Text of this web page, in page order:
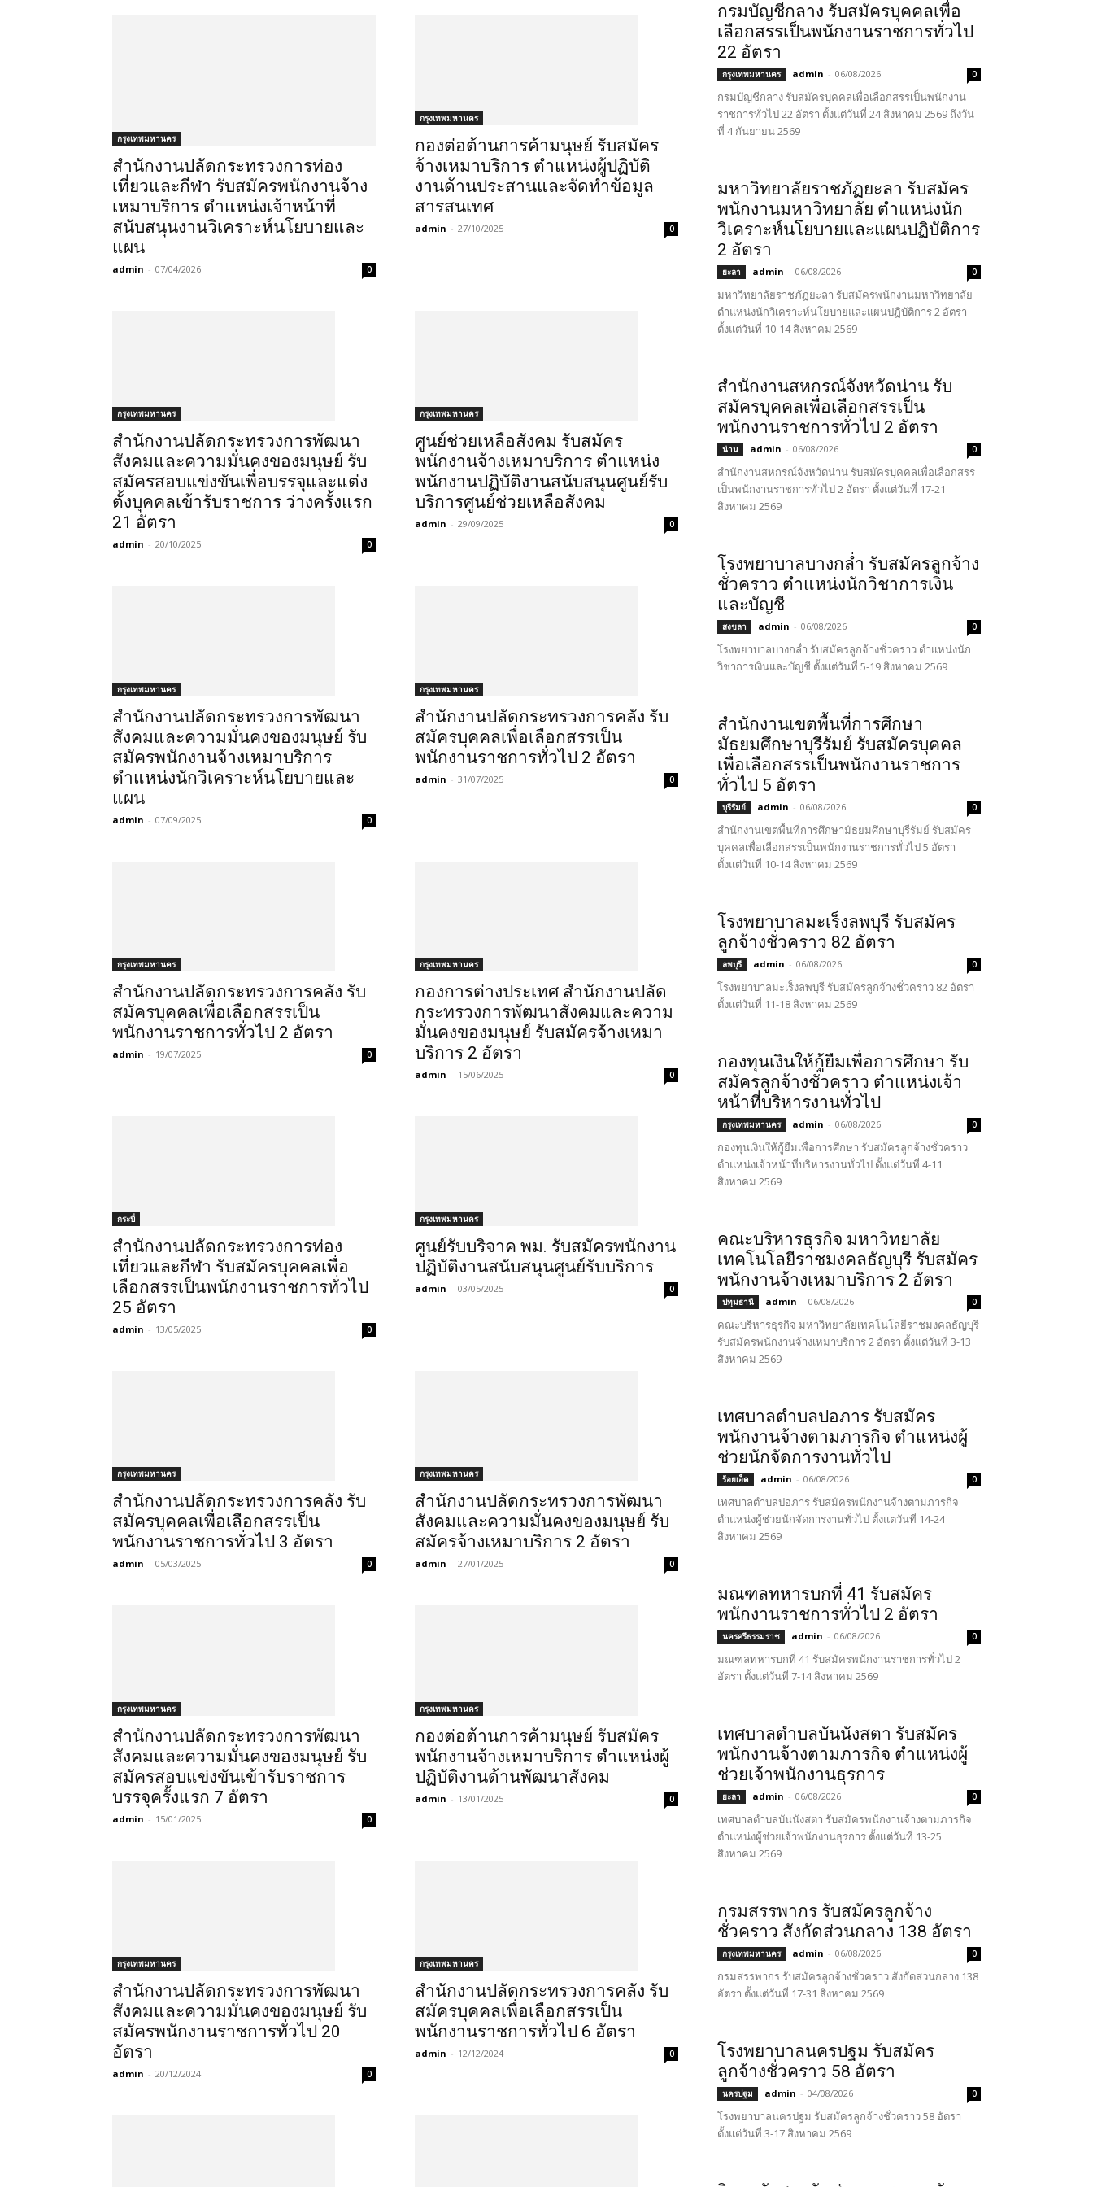
กรุงเทพมหานคร
สำนักงานปลัดกระทรวงการท่อง
เที่ยวและกีฬา รับสมัครพนักงานจ้าง
เหมาบริการ ตำแหน่งเจ้าหน้าที่
สนับสนุนงานวิเคราะห์นโยบายและ
แผน
admin - 07/04/2026 0
กรุงเทพมหานคร
กองต่อต้านการค้ามนุษย์ รับสมัคร
จ้างเหมาบริการ ตำแหน่งผู้ปฏิบัติ
งานด้านประสานและจัดทำข้อมูล
สารสนเทศ
admin - 27/10/2025 0
กรุงเทพมหานคร
สำนักงานปลัดกระทรวงการพัฒนา
สังคมและความมั่นคงของมนุษย์ รับ
สมัครสอบแข่งขันเพื่อบรรจุและแต่ง
ตั้งบุคคลเข้ารับราชการ ว่างครั้งแรก
21 อัตรา
admin - 20/10/2025 0
กรุงเทพมหานคร
ศูนย์ช่วยเหลือสังคม รับสมัคร
พนักงานจ้างเหมาบริการ ตำแหน่ง
พนักงานปฏิบัติงานสนับสนุนศูนย์รับ
บริการศูนย์ช่วยเหลือสังคม
admin - 29/09/2025 0
กรุงเทพมหานคร
สำนักงานปลัดกระทรวงการพัฒนา
สังคมและความมั่นคงของมนุษย์ รับ
สมัครพนักงานจ้างเหมาบริการ
ตำแหน่งนักวิเคราะห์นโยบายและ
แผน
admin - 07/09/2025 0
กรุงเทพมหานคร
สำนักงานปลัดกระทรวงการคลัง รับ
สมัครบุคคลเพื่อเลือกสรรเป็น
พนักงานราชการทั่วไป 2 อัตรา
admin - 31/07/2025 0
กรุงเทพมหานคร
สำนักงานปลัดกระทรวงการคลัง รับ
สมัครบุคคลเพื่อเลือกสรรเป็น
พนักงานราชการทั่วไป 2 อัตรา
admin - 19/07/2025 0
กรุงเทพมหานคร
กองการต่างประเทศ สำนักงานปลัด
กระทรวงการพัฒนาสังคมและความ
มั่นคงของมนุษย์ รับสมัครจ้างเหมา
บริการ 2 อัตรา
admin - 15/06/2025 0
กระบี่
สำนักงานปลัดกระทรวงการท่อง
เที่ยวและกีฬา รับสมัครบุคคลเพื่อ
เลือกสรรเป็นพนักงานราชการทั่วไป
25 อัตรา
admin - 13/05/2025 0
กรุงเทพมหานคร
ศูนย์รับบริจาค พม. รับสมัครพนักงาน
ปฏิบัติงานสนับสนุนศูนย์รับบริการ
admin - 03/05/2025 0
กรุงเทพมหานคร
สำนักงานปลัดกระทรวงการคลัง รับ
สมัครบุคคลเพื่อเลือกสรรเป็น
พนักงานราชการทั่วไป 3 อัตรา
admin - 05/03/2025 0
กรุงเทพมหานคร
สำนักงานปลัดกระทรวงการพัฒนา
สังคมและความมั่นคงของมนุษย์ รับ
สมัครจ้างเหมาบริการ 2 อัตรา
admin - 27/01/2025 0
กรุงเทพมหานคร
สำนักงานปลัดกระทรวงการพัฒนา
สังคมและความมั่นคงของมนุษย์ รับ
สมัครสอบแข่งขันเข้ารับราชการ
บรรจุครั้งแรก 7 อัตรา
admin - 15/01/2025 0
กรุงเทพมหานคร
กองต่อต้านการค้ามนุษย์ รับสมัคร
พนักงานจ้างเหมาบริการ ตำแหน่งผู้
ปฏิบัติงานด้านพัฒนาสังคม
admin - 13/01/2025 0
กรุงเทพมหานคร
สำนักงานปลัดกระทรวงการพัฒนา
สังคมและความมั่นคงของมนุษย์ รับ
สมัครพนักงานราชการทั่วไป 20
อัตรา
admin - 20/12/2024 0
กรุงเทพมหานคร
สำนักงานปลัดกระทรวงการคลัง รับ
สมัครบุคคลเพื่อเลือกสรรเป็น
พนักงานราชการทั่วไป 6 อัตรา
admin - 12/12/2024 0
กรมบัญชีกลาง รับสมัครบุคคลเพื่อ
เลือกสรรเป็นพนักงานราชการทั่วไป
22 อัตรา
กรุงเทพมหานคร admin - 06/08/2026 0
กรมบัญชีกลาง รับสมัครบุคคลเพื่อเลือกสรรเป็นพนักงาน
ราชการทั่วไป 22 อัตรา ตั้งแต่วันที่ 24 สิงหาคม 2569 ถึงวัน
ที่ 4 กันยายน 2569
มหาวิทยาลัยราชภัฏยะลา รับสมัคร
พนักงานมหาวิทยาลัย ตำแหน่งนัก
วิเคราะห์นโยบายและแผนปฏิบัติการ
2 อัตรา
ยะลา admin - 06/08/2026 0
มหาวิทยาลัยราชภัฏยะลา รับสมัครพนักงานมหาวิทยาลัย
ตำแหน่งนักวิเคราะห์นโยบายและแผนปฏิบัติการ 2 อัตรา
ตั้งแต่วันที่ 10-14 สิงหาคม 2569
สำนักงานสหกรณ์จังหวัดน่าน รับ
สมัครบุคคลเพื่อเลือกสรรเป็น
พนักงานราชการทั่วไป 2 อัตรา
น่าน admin - 06/08/2026 0
สำนักงานสหกรณ์จังหวัดน่าน รับสมัครบุคคลเพื่อเลือกสรร
เป็นพนักงานราชการทั่วไป 2 อัตรา ตั้งแต่วันที่ 17-21
สิงหาคม 2569
โรงพยาบาลบางกล่ำ รับสมัครลูกจ้าง
ชั่วคราว ตำแหน่งนักวิชาการเงิน
และบัญชี
สงขลา admin - 06/08/2026 0
โรงพยาบาลบางกล่ำ รับสมัครลูกจ้างชั่วคราว ตำแหน่งนัก
วิชาการเงินและบัญชี ตั้งแต่วันที่ 5-19 สิงหาคม 2569
สำนักงานเขตพื้นที่การศึกษา
มัธยมศึกษาบุรีรัมย์ รับสมัครบุคคล
เพื่อเลือกสรรเป็นพนักงานราชการ
ทั่วไป 5 อัตรา
บุรีรัมย์ admin - 06/08/2026 0
สำนักงานเขตพื้นที่การศึกษามัธยมศึกษาบุรีรัมย์ รับสมัคร
บุคคลเพื่อเลือกสรรเป็นพนักงานราชการทั่วไป 5 อัตรา
ตั้งแต่วันที่ 10-14 สิงหาคม 2569
โรงพยาบาลมะเร็งลพบุรี รับสมัคร
ลูกจ้างชั่วคราว 82 อัตรา
ลพบุรี admin - 06/08/2026 0
โรงพยาบาลมะเร็งลพบุรี รับสมัครลูกจ้างชั่วคราว 82 อัตรา
ตั้งแต่วันที่ 11-18 สิงหาคม 2569
กองทุนเงินให้กู้ยืมเพื่อการศึกษา รับ
สมัครลูกจ้างชั่วคราว ตำแหน่งเจ้า
หน้าที่บริหารงานทั่วไป
กรุงเทพมหานคร admin - 06/08/2026 0
กองทุนเงินให้กู้ยืมเพื่อการศึกษา รับสมัครลูกจ้างชั่วคราว
ตำแหน่งเจ้าหน้าที่บริหารงานทั่วไป ตั้งแต่วันที่ 4-11
สิงหาคม 2569
คณะบริหารธุรกิจ มหาวิทยาลัย
เทคโนโลยีราชมงคลธัญบุรี รับสมัคร
พนักงานจ้างเหมาบริการ 2 อัตรา
ปทุมธานี admin - 06/08/2026 0
คณะบริหารธุรกิจ มหาวิทยาลัยเทคโนโลยีราชมงคลธัญบุรี
รับสมัครพนักงานจ้างเหมาบริการ 2 อัตรา ตั้งแต่วันที่ 3-13
สิงหาคม 2569
เทศบาลตำบลปอภาร รับสมัคร
พนักงานจ้างตามภารกิจ ตำแหน่งผู้
ช่วยนักจัดการงานทั่วไป
ร้อยเอ็ด admin - 06/08/2026 0
เทศบาลตำบลปอภาร รับสมัครพนักงานจ้างตามภารกิจ
ตำแหน่งผู้ช่วยนักจัดการงานทั่วไป ตั้งแต่วันที่ 14-24
สิงหาคม 2569
มณฑลทหารบกที่ 41 รับสมัคร
พนักงานราชการทั่วไป 2 อัตรา
นครศรีธรรมราช admin - 06/08/2026 0
มณฑลทหารบกที่ 41 รับสมัครพนักงานราชการทั่วไป 2
อัตรา ตั้งแต่วันที่ 7-14 สิงหาคม 2569
เทศบาลตำบลบันนังสตา รับสมัคร
พนักงานจ้างตามภารกิจ ตำแหน่งผู้
ช่วยเจ้าพนักงานธุรการ
ยะลา admin - 06/08/2026 0
เทศบาลตำบลบันนังสตา รับสมัครพนักงานจ้างตามภารกิจ
ตำแหน่งผู้ช่วยเจ้าพนักงานธุรการ ตั้งแต่วันที่ 13-25
สิงหาคม 2569
กรมสรรพากร รับสมัครลูกจ้าง
ชั่วคราว สังกัดส่วนกลาง 138 อัตรา
กรุงเทพมหานคร admin - 06/08/2026 0
กรมสรรพากร รับสมัครลูกจ้างชั่วคราว สังกัดส่วนกลาง 138
อัตรา ตั้งแต่วันที่ 17-31 สิงหาคม 2569
โรงพยาบาลนครปฐม รับสมัคร
ลูกจ้างชั่วคราว 58 อัตรา
นครปฐม admin - 04/08/2026 0
โรงพยาบาลนครปฐม รับสมัครลูกจ้างชั่วคราว 58 อัตรา
ตั้งแต่วันที่ 3-17 สิงหาคม 2569